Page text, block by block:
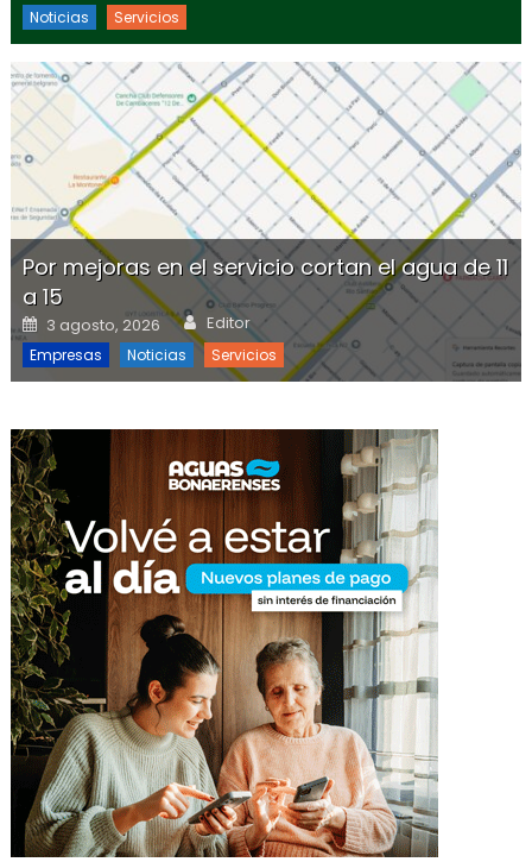
Noticias Servicios
Por mejoras en el servicio cortan el agua de 11
a 15
Posted on
3 agosto, 2026 Author
Editor
Empresas Noticias Servicios